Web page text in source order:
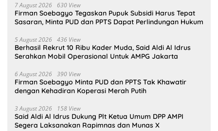
7 August 2026 630 View
Firman Soebagyo Tegaskan Pupuk Subsidi Harus Tepat
Sasaran, Minta PUD dan PPTS Dapat Perlindungan Hukum
5 August 2026 436 View
Berhasil Rekrut 10 Ribu Kader Muda, Said Aldi Al Idrus
Serahkan Mobil Operasional Untuk AMPG Jakarta
6 August 2026 390 View
Firman Soebagyo Minta PUD dan PPTS Tak Khawatir
dengan Kehadiran Koperasi Merah Putih
3 August 2026 158 View
Said Aldi Al Idrus Dukung Plt Ketua Umum DPP AMPI
Segera Laksanakan Rapimnas dan Munas X